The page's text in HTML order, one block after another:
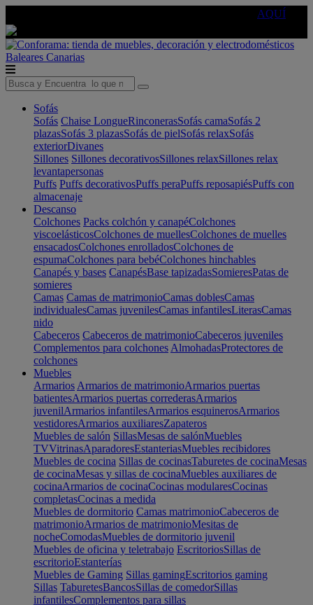
AQUÍ
Baleares Canarias
Sofás
Sofás Chaise LongueRinconerasSofás camaSofás 2
plazasSofás 3 plazasSofás de pielSofás relaxSofás
exteriorDivanes
Sillones Sillones decorativosSillones relaxSillones relax
levantapersonas
Puffs Puffs decorativosPuffs peraPuffs reposapiésPuffs con
almacenaje
Descanso
Colchones Packs colchón y canapéColchones
viscoelásticosColchones de muellesColchones de muelles
ensacadosColchones enrolladosColchones de
espumaColchones para bebéColchones hinchables
Canapés y bases CanapésBase tapizadasSomieresPatas de
somieres
Camas Camas de matrimonioCamas doblesCamas
individualesCamas juvenilesCamas infantilesLiterasCamas
nido
Cabeceros Cabeceros de matrimonioCabeceros juveniles
Complementos para colchones AlmohadasProtectores de
colchones
Muebles
Armarios Armarios de matrimonioArmarios puertas
batientesArmarios puertas correderasArmarios
juvenilArmarios infantilesArmarios esquinerosArmarios
vestidoresArmarios auxiliaresZapateros
Muebles de salón SillasMesas de salónMuebles
TVVitrinasAparadoresEstanteriasMuebles recibidores
Muebles de cocina Sillas de cocinasTaburetes de cocinaMesas
de cocinaMesas y sillas de cocinaMuebles auxiliares de
cocinaArmarios de cocinaCocinas modularesCocinas
completasCocinas a medida
Muebles de dormitorio Camas matrimonioCabeceros de
matrimonioArmarios de matrimonioMesitas de
nocheComodasMuebles de dormitorio juvenil
Muebles de oficina y teletrabajo EscritoriosSillas de
escritorioEstanterías
Muebles de Gaming Sillas gamingEscritorios gaming
Sillas TaburetesBancosSillas de comedorSillas
infantilesComplementos para sillas